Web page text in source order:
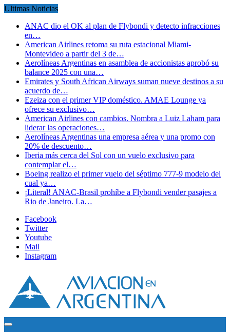
Ultimas Noticias
ANAC dio el OK al plan de Flybondi y detecto infracciones
en…
American Airlines retoma su ruta estacional Miami-
Montevideo a partir del 3 de…
Aerolíneas Argentinas en asamblea de accionistas aprobó su
balance 2025 con una…
Emirates y South African Airways suman nueve destinos a su
acuerdo de…
Ezeiza con el primer VIP doméstico. AMAE Lounge ya
ofrece su exclusivo…
American Airlines con cambios. Nombra a Luiz Laham para
liderar las operaciones…
Aerolíneas Argentinas una empresa aérea y una promo con
20% de descuento…
Iberia más cerca del Sol con un vuelo exclusivo para
contemplar el…
Boeing realizo el primer vuelo del séptimo 777-9 modelo del
cual ya…
¡Literal! ANAC-Brasil prohíbe a Flybondi vender pasajes a
Rio de Janeiro. La…
Facebook
Twitter
Youtube
Mail
Instagram